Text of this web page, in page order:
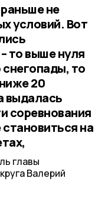
не
условий. Вот
то выше нуля
то
20
выдалась
соревнования
на
главы
Валерий